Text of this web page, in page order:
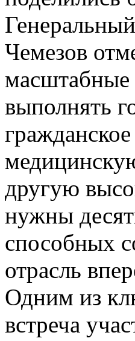
Чемезов
масштабные
выполнять
другую
нужны
способных
отрасль
Одним из
встреча